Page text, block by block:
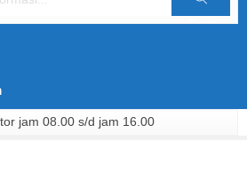
Cari
jam 08.00 s/d jam 16.00